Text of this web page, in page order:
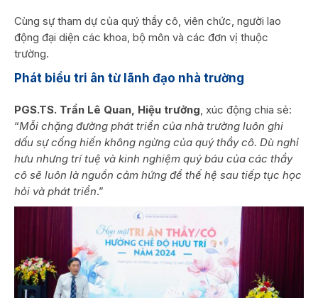
Cùng sự tham dự của quý thầy cô, viên chức, người lao
động đại diện các khoa, bộ môn và các đơn vị thuộc
trường.
Phát biểu tri ân từ lãnh đạo nhà trường
PGS.TS. Trần Lê Quan, Hiệu trưởng , xúc động chia sẻ:
“Mỗi chặng đường phát triển của nhà trường luôn ghi
dấu sự cống hiến không ngừng của quý thầy cô. Dù nghỉ
hưu nhưng trí tuệ và kinh nghiệm quý báu của các thầy
cô sẽ luôn là nguồn cảm hứng để thế hệ sau tiếp tục học
hỏi và phát triển.”